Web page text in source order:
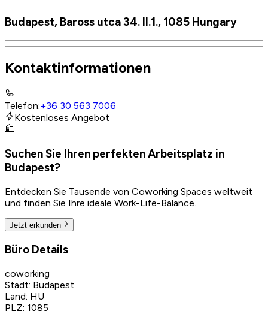
Budapest, Baross utca 34. II.1., 1085 Hungary
Kontaktinformationen
Telefon:+36 30 563 7006
Kostenloses Angebot
Suchen Sie Ihren perfekten Arbeitsplatz in
Budapest?
Entdecken Sie Tausende von Coworking Spaces weltweit
und finden Sie Ihre ideale Work-Life-Balance.
Jetzt erkunden
Büro Details
coworking
Stadt: Budapest
Land: HU
PLZ: 1085